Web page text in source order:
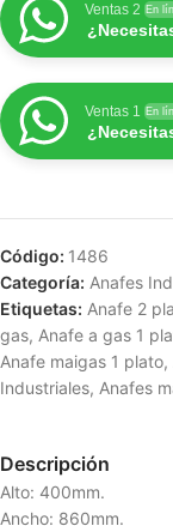
Ventas 2 En
Ventas 1 En
Código: 1486
Categoría: Anafes
Etiquetas: Anafe 2
gas, Anafe a gas 1
Anafe maigas 1 plato,
Industriales, Anafes
Descripción
Alto: 400mm.
Ancho: 860mm.